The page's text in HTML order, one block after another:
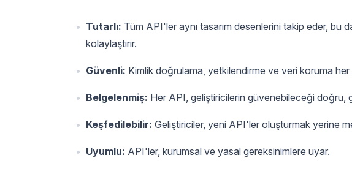
Tutarlı: Tüm API'ler aynı tasarım desenlerini takip eder, bu
kolaylaştırır.
Güvenli: Kimlik doğrulama, yetkilendirme ve veri koruma
Belgelenmiş: Her API, geliştiricilerin güvenebileceği doğru,
Keşfedilebilir: Geliştiriciler, yeni API'ler oluşturmak yerine
Uyumlu: API'ler, kurumsal ve yasal gereksinimlere uyar.